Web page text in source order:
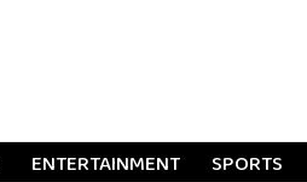
ENTERTAINMENT SPORTS